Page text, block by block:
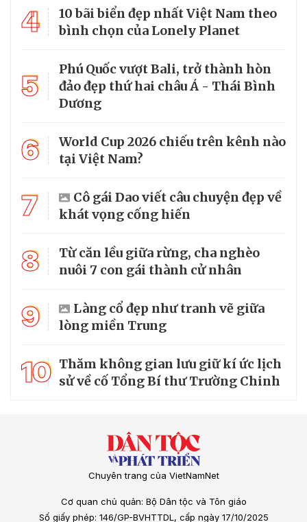
4
10 bãi biển đẹp nhất Việt Nam theo
bình chọn của Lonely Planet
5
Phú Quốc vượt Bali, trở thành hòn
đảo đẹp thứ hai châu Á - Thái Bình
Dương
6
World Cup 2026 chiếu trên kênh nào
tại Việt Nam?
7
Cô gái Dao viết câu chuyện đẹp về
khát vọng cống hiến
8
Từ căn lều giữa rừng, cha nghèo
nuôi 7 con gái thành cử nhân
9
Làng cổ đẹp như tranh vẽ giữa
lòng miền Trung
10 Thăm không gian lưu giữ kí ức lịch
sử về cố Tổng Bí thư Trường Chinh
Chuyên trang của VietNamNet
Cơ quan chủ quản: Bộ Dân tộc và Tôn giáo
Số giấy phép: 146/GP-BVHTTDL, cấp ngày 17/10/2025